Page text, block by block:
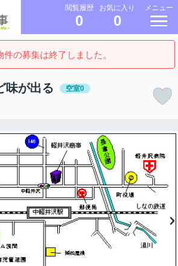
閲覧履歴
0
お気に入り
0
メニュー
件の募集は終了しました。
味が出る 空室0